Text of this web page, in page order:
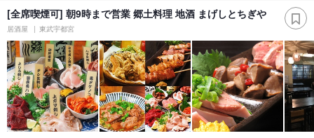
[全席喫煙可] 朝9時まで営業 郷土料理 地酒 まげしとちぎや
居酒屋 東武宇都宮